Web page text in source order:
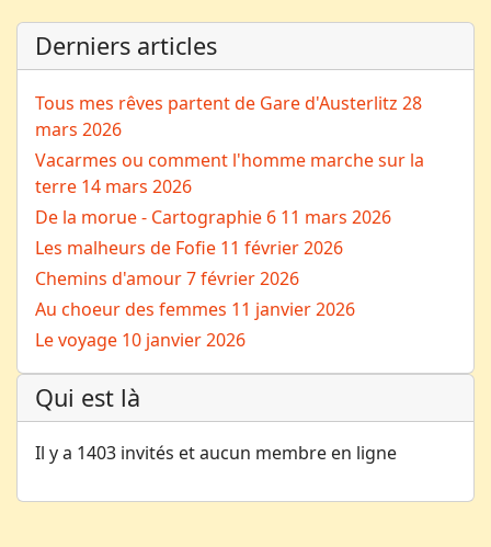
Derniers articles
Tous mes rêves partent de Gare d'Austerlitz 28
mars 2026
Vacarmes ou comment l'homme marche sur la
terre 14 mars 2026
De la morue - Cartographie 6 11 mars 2026
Les malheurs de Fofie 11 février 2026
Chemins d'amour7 février 2026
Au choeur des femmes 11 janvier 2026
Le voyage 10 janvier 2026
Qui est là
Il y a 1403 invités et aucun membre en ligne